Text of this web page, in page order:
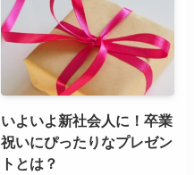
いよいよ新社会人に！卒業
祝いにぴったりなプレゼン
トとは？